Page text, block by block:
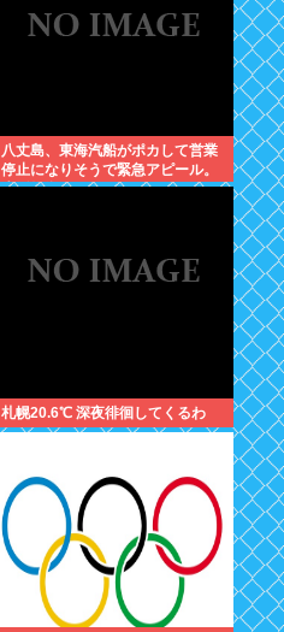
八丈島、東海汽船がポカして営業
停止になりそうで緊急アピール。
生活物資が届かなくなるかも。ア
札幌20.6℃ 深夜徘徊してくるわ